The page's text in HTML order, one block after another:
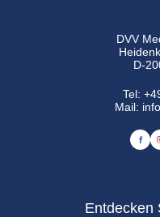
DVV
D-
Tel:
Mail:
Entdecken